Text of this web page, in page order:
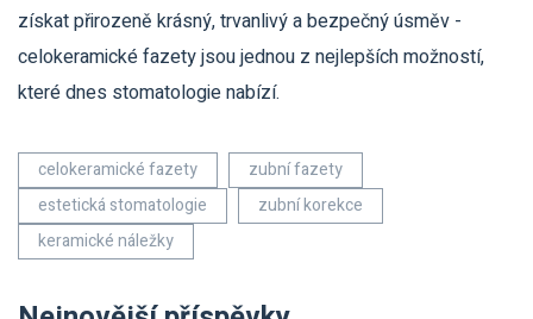
získat přirozeně krásný, trvanlivý a bezpečný úsměv -
celokeramické fazety jsou jednou z nejlepších možností,
které dnes stomatologie nabízí.
celokeramické fazety
zubní fazety
estetická stomatologie
zubní korekce
keramické náležky